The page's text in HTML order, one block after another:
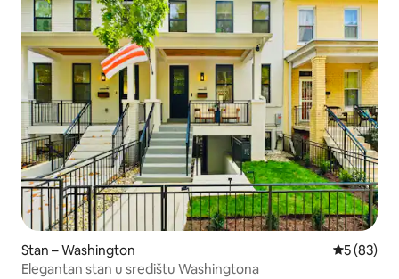
Stan – Washington Prosječna
5 (83)
Elegantan stan u središtu Washingtona